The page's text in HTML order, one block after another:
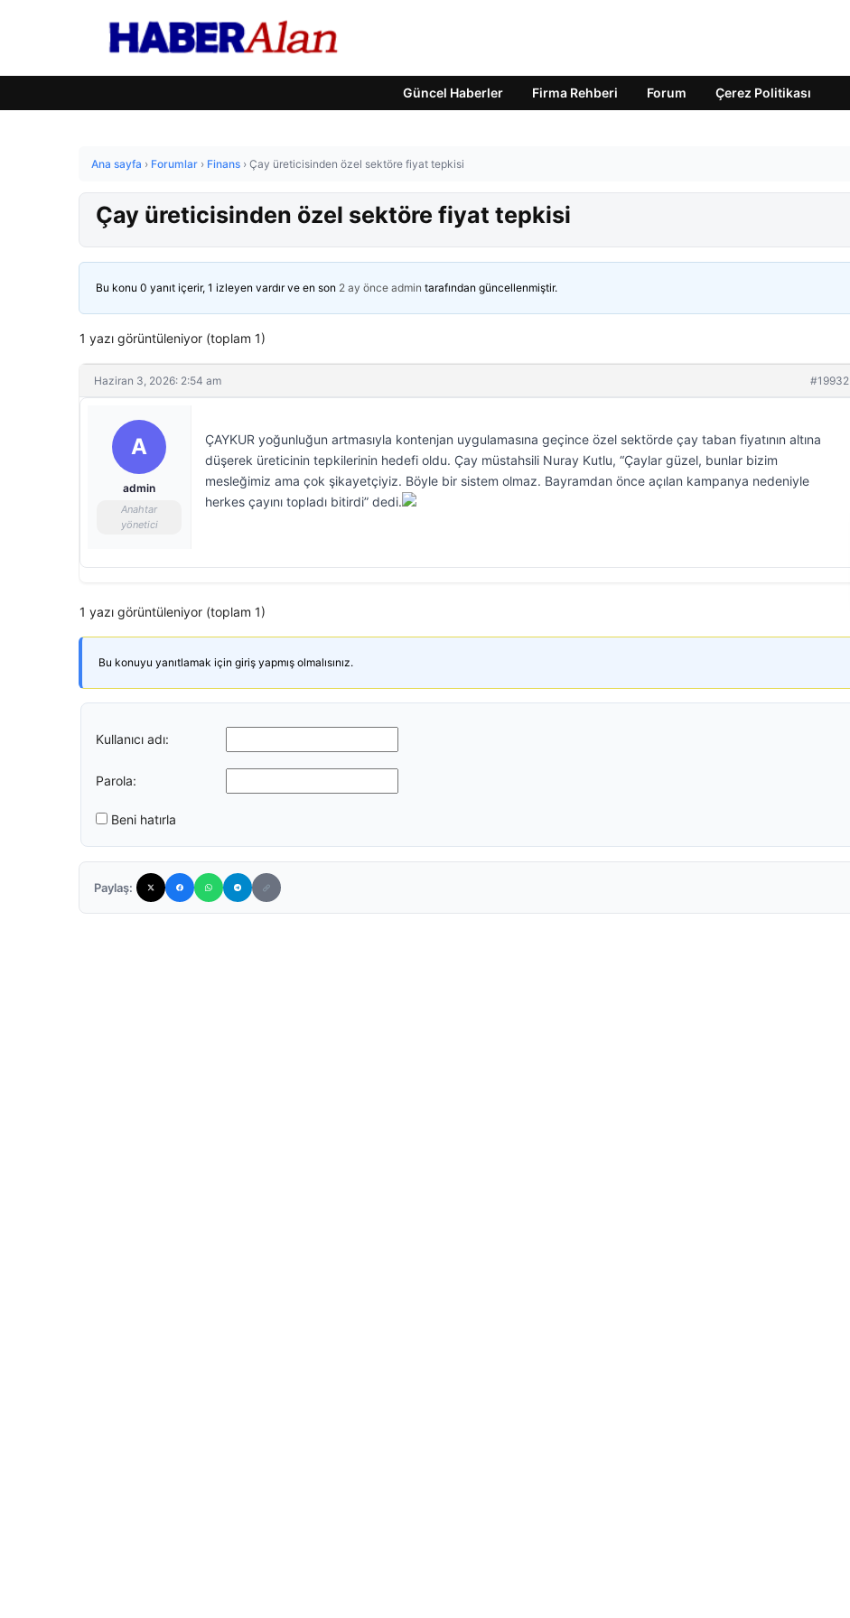
Güncel Haberler Firma Rehberi Forum Çerez Politikası
Ana sayfa › Forumlar › Finans › Çay üreticisinden özel sektöre fiyat tepkisi
Çay üreticisinden özel sektöre fiyat tepkisi
Bu konu 0 yanıt içerir, 1 izleyen vardır ve en son 2 ay önce admin tarafından güncellenmiştir.
1 yazı görüntüleniyor (toplam 1)
Haziran 3, 2026: 2:54 am #19932
A
admin
Anahtar
yönetici
ÇAYKUR yoğunluğun artmasıyla kontenjan uygulamasına geçince özel sektörde çay taban fiyatının altına
düşerek üreticinin tepkilerinin hedefi oldu. Çay müstahsili Nuray Kutlu, “Çaylar güzel, bunlar bizim
mesleğimiz ama çok şikayetçiyiz. Böyle bir sistem olmaz. Bayramdan önce açılan kampanya nedeniyle
herkes çayını topladı bitirdi” dedi.
1 yazı görüntüleniyor (toplam 1)
Bu konuyu yanıtlamak için giriş yapmış olmalısınız.
Kullanıcı adı:
Parola:
Beni hatırla
Paylaş: